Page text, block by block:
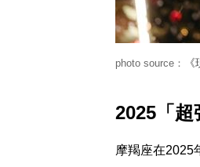
photo source：
2025「
摩羯座在2025